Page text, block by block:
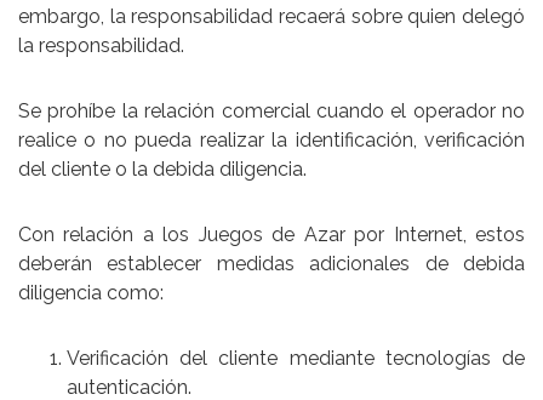
embargo, la responsabilidad recaerá sobre quien delegó
la responsabilidad.
Se prohíbe la relación comercial cuando el operador no
realice o no pueda realizar la identificación, verificación
del cliente o la debida diligencia.
Con relación a los Juegos de Azar por Internet, estos
deberán establecer medidas adicionales de debida
diligencia como:
Verificación del cliente mediante tecnologías de
autenticación.